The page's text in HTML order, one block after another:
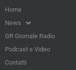
Home
News
GR Giornale Radio
Podcast e Video
Contatti